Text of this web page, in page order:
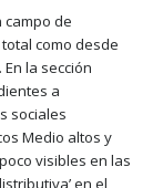
de
como desde
la sección
a
sociales
Medio altos y
visibles en las
en el